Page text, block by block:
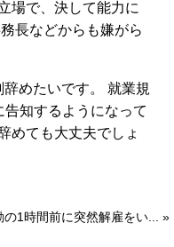
場で、決して能力に
長などからも嫌がら
めたいです。 就業規
知するようになって
めても大丈夫でしょ
の1時間前に突然解雇をい... »